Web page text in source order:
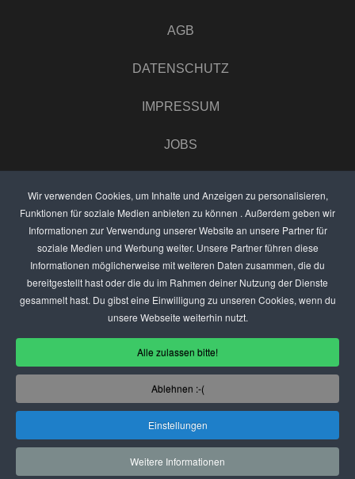
Wir verwenden Cookies, um Inhalte und Anzeigen zu personalisieren,
Funktionen für soziale Medien anbieten zu können . Außerdem geben wir
Informationen zur Verwendung unserer Website an unsere Partner für
soziale Medien und Werbung weiter. Unsere Partner führen diese
Informationen möglicherweise mit weiteren Daten zusammen, die du
bereitgestellt hast oder die du im Rahmen deiner Nutzung der Dienste
gesammelt hast. Du gibst eine Einwilligung zu unseren Cookies, wenn du
unsere Webseite weiterhin nutzt.
Alle zulassen bitte!
Ablehnen :-(
Einstellungen
Weitere Informationen
AGB
DATENSCHUTZ
IMPRESSUM
JOBS
ANZEIGEN PREISE
BEWERTET UNS
KONTAKT
DEIN LOKAL VORSTELLEN
USER